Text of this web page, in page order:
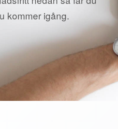
kommer igång.